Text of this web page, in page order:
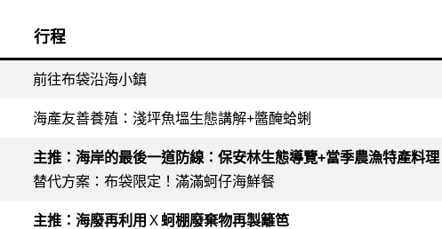
行程
前往布袋沿海小鎮
海產友善養殖：淺坪魚塭生態講解+醬醃蛤蜊
主推：海岸的最後一道防線：保安林生態導覽+當季農漁特產料理
替代方案：布袋限定！滿滿蚵仔海鮮餐
主推：海廢再利用 Ｘ蚵棚廢棄物再製籬笆